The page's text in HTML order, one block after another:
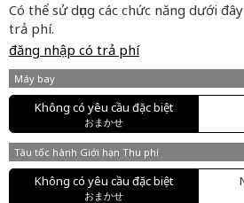
Có thể sử dụng các chức năng dưới
trả phí.
đăng nhập có trả phí
Máy bay
Không có yêu cầu đặc biệt
おまかせ
Tàu tốc hành Giới hạn Thu phí
Không có yêu cầu đặc biệt
おまかせ